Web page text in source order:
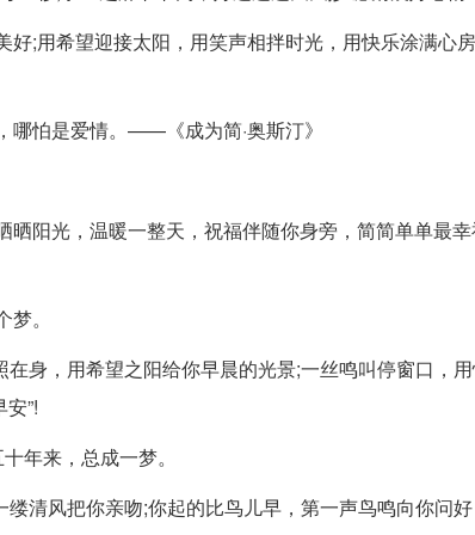
;用希望迎接太阳，用笑声相拌时光，用快乐涂满心
哪怕是爱情。——《成为简·奥斯汀》
阳光，温暖一整天，祝福伴随你身旁，简简单单最
。
身，用希望之阳给你早晨的光景;一丝鸣叫停窗口，
”!
年来，总成一梦。
清风把你亲吻;你起的比鸟儿早，第一声鸟鸣向你问